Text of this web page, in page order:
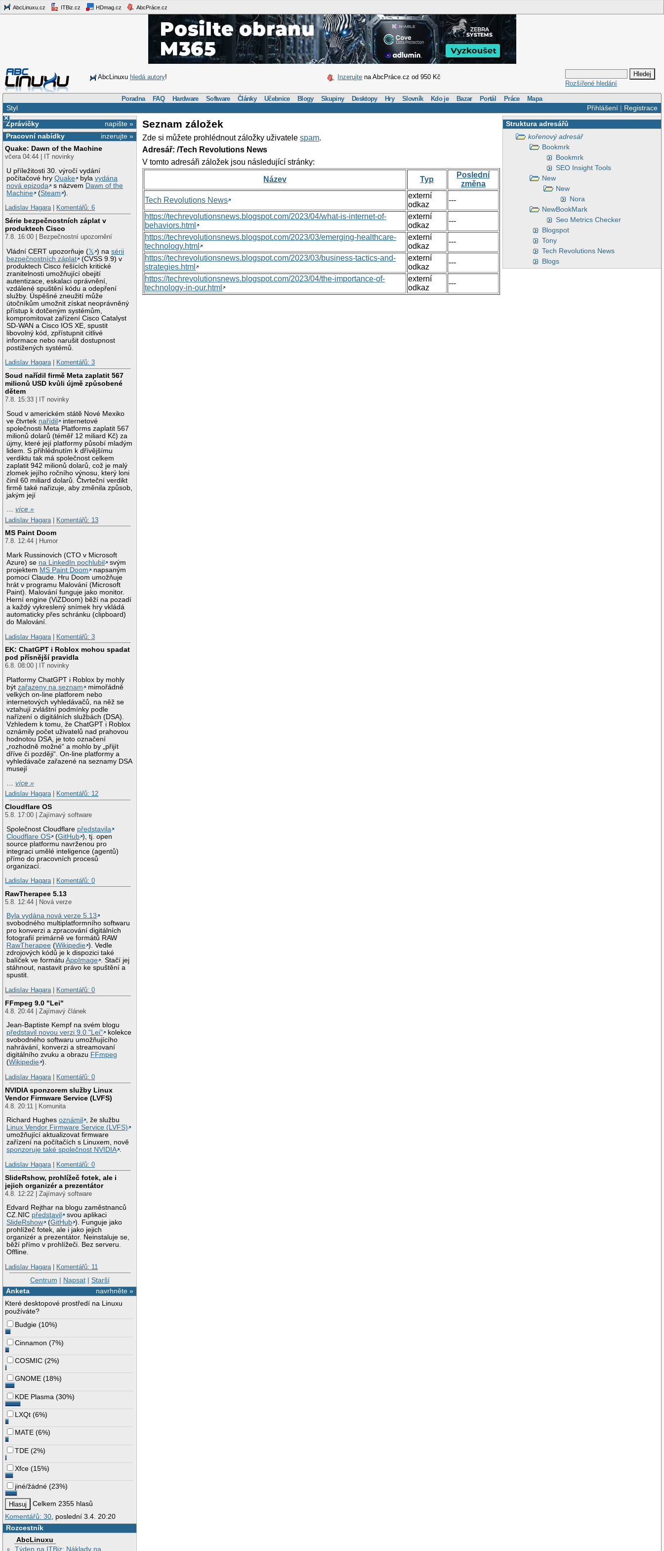
AbcLinuxu.cz ITBiz.cz HDmag.cz AbcPráce.cz
AbcLinuxu hledá autory! Inzerujte na AbcPráce.cz od 950 Kč
Rozšířené hledání
Poradna FAQ Hardware Software Články Učebnice Blogy Skupiny Desktopy Hry Slovník Kdo je Bazar Portál Práce Mapa
Přihlášení| Registrace
Styl
×
napište »
Zprávičky
inzerujte »
Pracovní nabídky
Quake: Dawn of the Machine
včera 04:44 | IT novinky
U příležitosti 30. výročí vydání
počítačové hryQuake bylavydána
nová epizoda
s názvem Dawn of the
Machine
(Steam ).
Ladislav Hagara| Komentářů: 6
Série bezpečnostních záplat v
produktech Cisco
7.8. 16:00 | Bezpečnostní upozornění
Vládní CERT upozorňuje (𝕏 ) nasérii
bezpečnostních záplat
(CVSS 9.9) v
produktech Cisco řešících kritické
zranitelnosti umožňující obejití
autentizace, eskalaci oprávnění,
vzdálené spuštění kódu a odepření
služby. Úspěšné zneužití může
útočníkům umožnit získat neoprávněný
přístup k dotčeným systémům,
kompromitovat zařízení Cisco Catalyst
SD-WAN a Cisco IOS XE, spustit
libovolný kód, zpřístupnit citlivé
informace nebo narušit dostupnost
postižených systémů.
Ladislav Hagara| Komentářů: 3
Soud nařídil firmě Meta zaplatit 567
milionů USD kvůli újmě způsobené
dětem
7.8. 15:33 | IT novinky
Soud v americkém státě Nové Mexiko
ve čtvrtek nařídil
internetové
společnosti Meta Platforms zaplatit 567
milionů dolarů (téměř 12 miliard Kč) za
újmy, které její platformy působí mladým
lidem. S přihlédnutím k dřívějšímu
verdiktu tak má společnost celkem
zaplatit 942 milionů dolarů, což je malý
zlomek jejího ročního výnosu, který loni
činil 60 miliard dolarů. Čtvrteční verdikt
firmě také nařizuje, aby změnila způsob,
jakým její
…více »
Ladislav Hagara
Komentářů: 13
MS Paint Doom
7.8. 12:44 | Humor
Mark Russinovich (CTO v Microsoft
Azure) se na LinkedIn pochlubil
svým
projektem MS Paint Doom
napsaným
pomocí Claude. Hru Doom umožňuje
hrát v programu Malování (Microsoft
Paint). Malování funguje jako monitor.
Herní engine (ViZDoom) běží na pozadí
a každý vykreslený snímek hry vkládá
automaticky přes schránku (clipboard)
do Malování.
Ladislav Hagara
Komentářů: 3
EK: ChatGPT i Roblox mohou spadat
pod přísnější pravidla
6.8. 08:00 | IT novinky
Platformy ChatGPT i Roblox by mohly
býtzařazeny na seznam
mimořádně
velkých on-line platforem nebo
internetových vyhledávačů, na něž se
vztahují zvláštní podmínky podle
nařízení o digitálních službách (DSA).
Vzhledem k tomu, že ChatGPT i Roblox
oznámily počet uživatelů nad prahovou
hodnotou DSA, je toto označení
„rozhodně možné“ a mohlo by „přijít
dříve či později“. On-line platformy a
vyhledávače zařazené na seznamy DSA
musejí
…více »
Ladislav Hagara| Komentářů: 12
Cloudflare OS
5.8. 17:00 | Zajímavý software
Společnost Cloudflare představila
Cloudflare OS
(GitHub ), tj. open
source platformu navrženou pro
integraci umělé inteligence (agentů)
přímo do pracovních procesů
organizací.
Ladislav Hagara| Komentářů: 0
RawTherapee 5.13
5.8. 12:44 | Nová verze
Byla vydána nová verze 5.13
svobodného multiplatformního softwaru
pro konverzi a zpracování digitálních
fotografií primárně ve formátů RAW
RawTherapee (Wikipedie ). Vedle
zdrojových kódů je k dispozici také
balíček ve formátuAppImage . Stačí jej
stáhnout, nastavit právo ke spuštění a
spustit.
Ladislav Hagara| Komentářů: 0
FFmpeg 9.0 "Lei"
4.8. 20:44 | Zajímavý článek
Jean-Baptiste Kempf na svém blogu
představil novou verzi 9.0 "Lei"
kolekce
svobodného softwaru umožňujícího
nahrávání, konverzi a streamovaní
digitálního zvuku a obrazu FFmpeg
(Wikipedie ).
Ladislav Hagara| Komentářů: 0
NVIDIA sponzorem služby Linux
Vendor Firmware Service (LVFS)
4.8. 20:11 | Komunita
Richard Hughesoznámil
, že službu
Linux Vendor Firmware Service (LVFS)
umožňující aktualizovat firmware
zařízení na počítačích s Linuxem, nově
sponzoruje také společnost NVIDIA .
Ladislav Hagara| Komentářů: 0
SlideRshow, prohlížeč fotek, ale i
jejich organizér a prezentátor
4.8. 12:22 | Zajímavý software
Edvard Rejthar na blogu zaměstnanců
CZ.NIC představil
svou aplikaci
SlideRshow
(GitHub ). Funguje jako
prohlížeč fotek, ale i jako jejich
organizér a prezentátor. Neinstaluje se,
běží přímo v prohlížeči. Bez serveru.
Offline.
Ladislav Hagara| Komentářů: 11
Centrum | Napsat| Starší
navrhněte »
Anketa
Které desktopové prostředí na Linuxu
používáte?
Budgie (10%)
Cinnamon (7%)
COSMIC (2%)
GNOME (18%)
KDE Plasma (30%)
LXQt (6%)
MATE (6%)
TDE (2%)
Xfce (15%)
jiné/žádné (23%)
Celkem 2355 hlasů
Komentářů: 30 , poslední 3.4. 20:20
Rozcestník
AbcLinuxu
Týden na ITBiz: Náklady na
Struktura adresářů
kořenový adresář
Bookmrk
Bookmrk
SEO Insight Tools
New
New
Nora
NewBookMark
Seo Metrics Checker
Blogspot
Tony
Tech Revolutions News
Blogs
Seznam záložek
Zde si můžete prohlédnout záložky uživatelespam.
Adresář: /Tech Revolutions News
V tomto adresáři záložek jsou následující stránky:
Název Typ
Poslední
změna
Tech Revolutions News
externí
odkaz
---
https://techrevolutionsnews.blogspot.com/2023/04/what-is-internet-of-
behaviors.html
externí
odkaz
---
https://techrevolutionsnews.blogspot.com/2023/03/emerging-healthcare-
technology.html
externí
odkaz
---
https://techrevolutionsnews.blogspot.com/2023/03/business-tactics-and-
strategies.html
externí
odkaz
---
https://techrevolutionsnews.blogspot.com/2023/04/the-importance-of-
technology-in-our.html
externí
odkaz
---